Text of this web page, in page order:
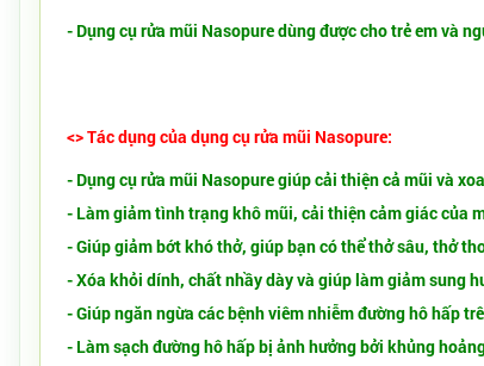
- Dụng cụ rửa mũi Nasopure dùng được cho trẻ em và
<> Tác dụng của dụng cụ rửa mũi Nasopure:
- Dụng cụ rửa mũi Nasopure giúp cải thiện cả mũi và
- Làm giảm tình trạng khô mũi, cải thiện cảm giác của
- Giúp giảm bớt khó thở, giúp bạn có thể thở sâu, thở
- Xóa khỏi dính, chất nhầy dày và giúp làm giảm sung
- Giúp ngăn ngừa các bệnh viêm nhiễm đường hô hấp
- Làm sạch đường hô hấp bị ảnh hưởng bởi khủng